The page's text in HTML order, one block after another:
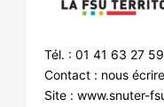
Tél. : 01 41 63 27 59
Contact : nous écrire
Site : www.snuter-